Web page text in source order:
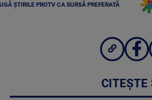
ȘTIRILE PROTV CA SURSĂ PREFERATĂ
CITEȘTE